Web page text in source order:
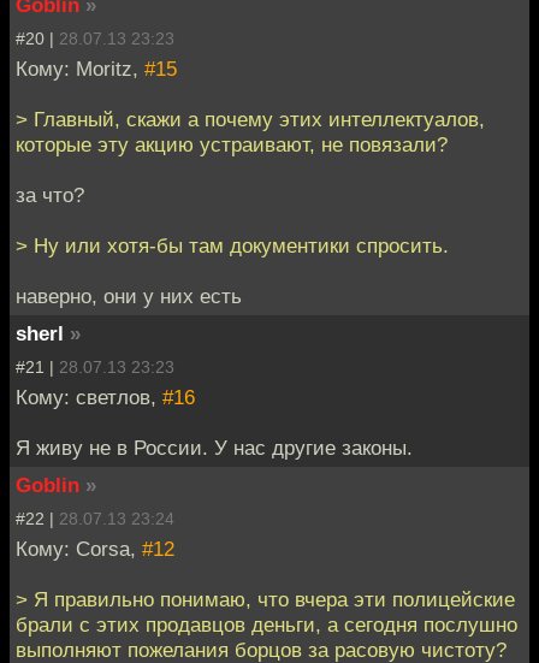
#20 | 28.07.13 23:23
Кому: Moritz, #15
> Главный, скажи а почему этих интеллектуалов,
которые эту акцию устраивают, не повязали?
за что?
> Ну или хотя-бы там документики спросить.
наверно, они у них есть
sherl »
#21 | 28.07.13 23:23
Кому: светлов, #16
Я живу не в России. У нас другие законы.
Goblin »
#22 | 28.07.13 23:24
Кому: Corsa, #12
> Я правильно понимаю, что вчера эти полицейские
брали с этих продавцов деньги, а сегодня послушно
выполняют пожелания борцов за расовую чистоту?